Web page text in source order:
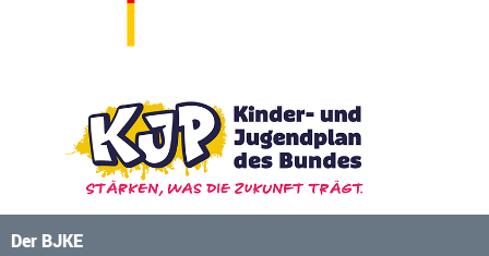
Der BJKE